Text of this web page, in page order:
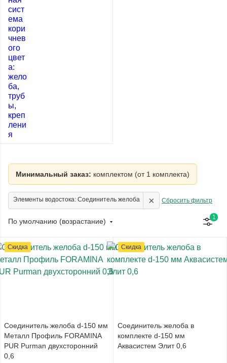
Минимальный заказ: комплектом (от 1 комплекта)
Элементы водостока: Соединитель желоба × Сбросить фильтр
По умолчанию (возрастание) 1
Скидка
Соединитель желоба d-150 мм
Металл Профиль FORAMINA
PUR Purman двухсторонний
0,6
Скидка
Соединитель желоба в
комплекте d-150 мм
Аквасистем Элит 0,6